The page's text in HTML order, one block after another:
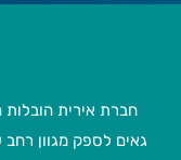
חברת אירית הובלות
גאים לספק מגוון רחב